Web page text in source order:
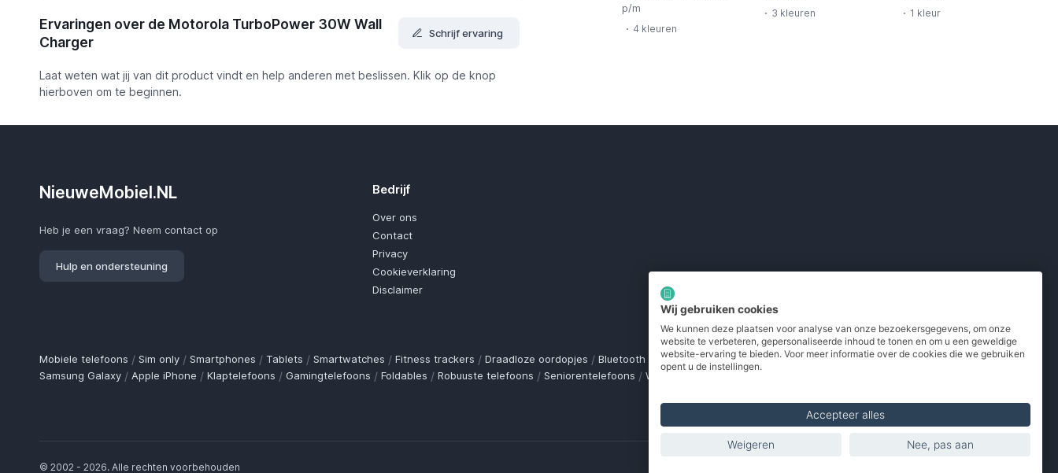
Ervaringen over de Motorola TurboPower 30W Wall
Charger
Schrijf ervaring
Laat weten wat jij van dit product vindt en help anderen met beslissen. Klik op de knop
hierboven om te beginnen.
p/m
4 kleuren
3 kleuren 1 kleur
NieuweMobiel.NL
Heb je een vraag? Neem contact op
Hulp en ondersteuning
Bedrijf
Over ons
Contact
Privacy
Cookieverklaring
Disclaimer
Mobiele telefoons / Sim only / Smartphones / Tablets / Smartwatches / Fitness trackers / Draadloze oordopjes / Bluetooth trackers / Opladers / Powerbanks / MiFi routers
Samsung Galaxy / Apple iPhone / Klaptelefoons / Gamingtelefoons / Foldables / Robuuste telefoons / Seniorentelefoons / Waterdichte telefoons
© 2002 - 2026. Alle rechten voorbehouden
Wij gebruiken cookies
We kunnen deze plaatsen voor analyse van onze bezoekersgegevens, om onze
website te verbeteren, gepersonaliseerde inhoud te tonen en om u een geweldige
website-ervaring te bieden. Voor meer informatie over de cookies die we gebruiken
opent u de instellingen.
Accepteer alles
Weigeren Nee, pas aan